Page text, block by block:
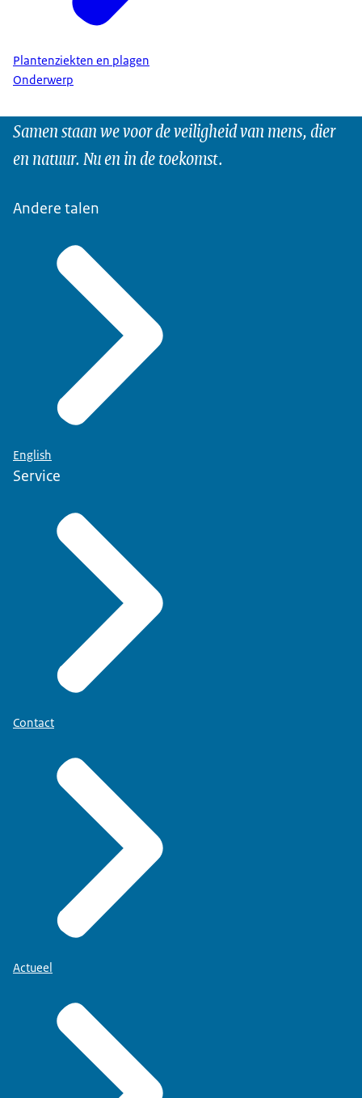
Plantenziekten en plagen
Onderwerp
Samen staan we voor de veiligheid van mens, dier
en natuur. Nu en in de toekomst.
Andere talen
English
Service
Contact
Actueel